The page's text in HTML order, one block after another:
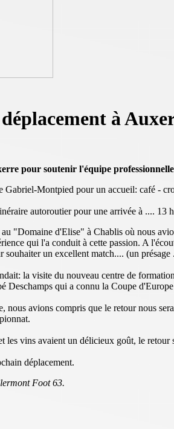
à
pour soutenir l'équipe
Gabriel-Montpied pour un accueil: café -
autoroutier pour une arrivée à ....
"Domaine d'Elise" à Chablis où nous
qui l'a conduit à cette passion. A
souhaiter un excellent match.... (un présage
la visite du nouveau centre de
Deschamps qui a connu la Coupe
nous avions compris que le retour nous
les vins avaient un délicieux goût, le
déplacement.
Foot 63.